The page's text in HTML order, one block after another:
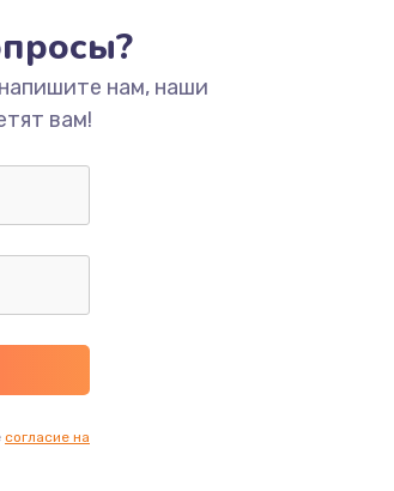
нам, наши
вам!
согласие на